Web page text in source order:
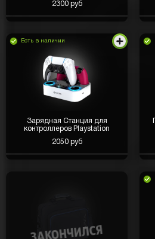
2300 руб
Есть в наличии
Зарядная Станция для
контроллеров Playstation
2050 руб